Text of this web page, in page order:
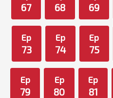
67 68 69
Ep
73
Ep
74
Ep
75
Ep
79
Ep
80
Ep
81